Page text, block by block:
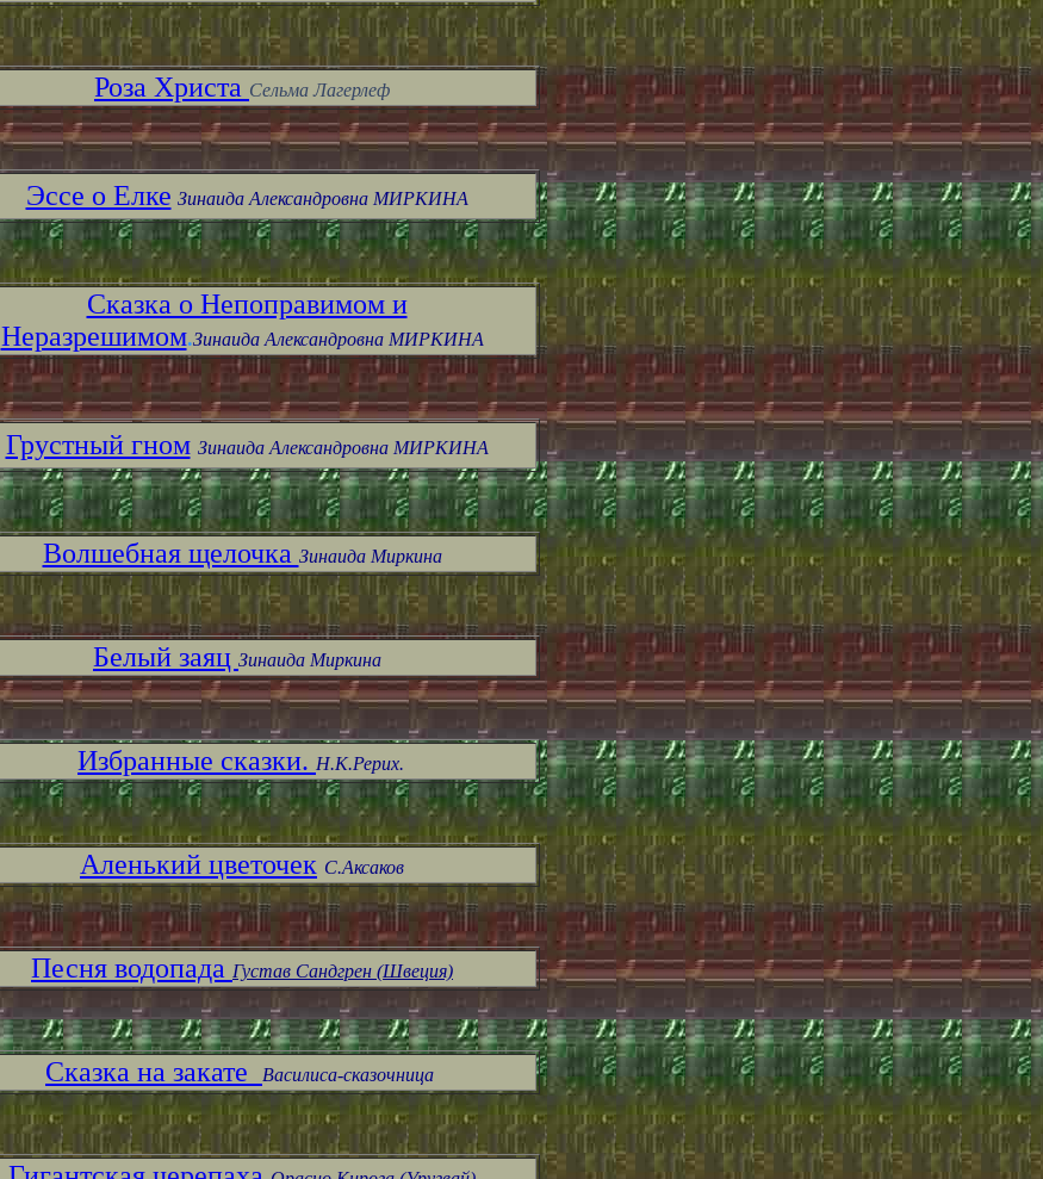
Роза Христа Сельма Лагерлеф
Эссе о Елке Зинаида Александровна МИРКИНА
Сказка о Непоправимом и
Неразрешимом.Зинаида Александровна МИРКИНА
Грустный гном Зинаида Александровна МИРКИНА
Волшебная щелочка Зинаида Миркина
Белый заяц Зинаида Миркина
Избранные сказки. Н.К.Рерих.
Аленький цветочек С.Аксаков
Песня водопада Густав Сандгрен (Швеция)
Сказка на закате Василиса-сказочница